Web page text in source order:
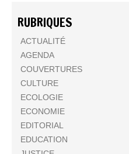
RUBRIQUES
ACTUALITÉ
AGENDA
COUVERTURES
CULTURE
ECOLOGIE
ECONOMIE
EDITORIAL
EDUCATION